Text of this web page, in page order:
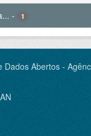
- 1
Dados Abertos -